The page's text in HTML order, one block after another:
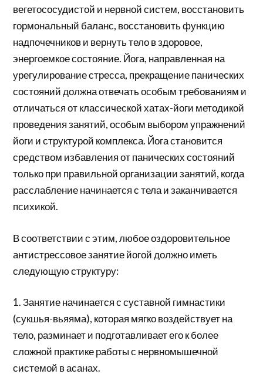
вегетососудистой и нервной систем, восстановить
гормональный баланс, восстановить функцию
надпочечников и вернуть тело в здоровое,
энергоемкое состояние. Йога, направленная на
урегулирование стресса, прекращение панических
состояний должна отвечать особым требованиям и
отличаться от классической хатах-йоги методикой
проведения занятий, особым выбором упражнений
йоги и структурой комплекса. Йога становится
средством избавления от панических состояний
только при правильной организации занятий, когда
расслабление начинается с тела и заканчивается
психикой.
В соответствии с этим, любое оздоровительное
антистрессовое занятие йогой должно иметь
следующую структуру:
1. Занятие начинается с суставной гимнастики
(сукшья-вьяяма), которая мягко воздействует на
тело, разминает и подготавливает его к более
сложной практике работы с нервномышечной
системой в асанах.